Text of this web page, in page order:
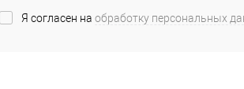
Я согласен на обработку персональных